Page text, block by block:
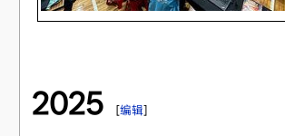
2025 [编辑]